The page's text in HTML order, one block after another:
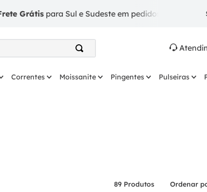
para Sul e Sudeste em pedidos a partir de R$ 249.
Correntes Moissanite Pingentes Pulseiras
89 Produtos Ordenar